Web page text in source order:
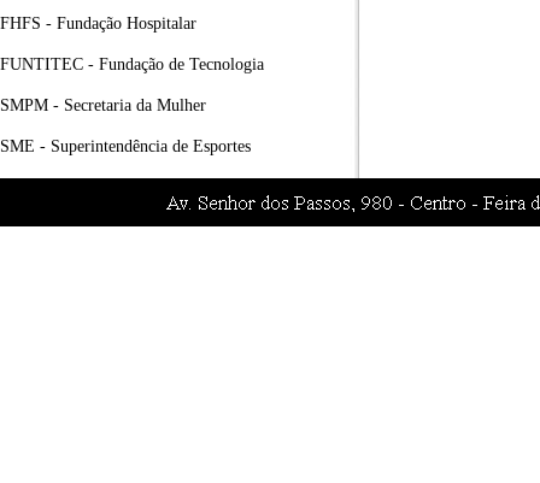
FHFS - Fundação Hospitalar
FUNTITEC - Fundação de Tecnologia
SMPM - Secretaria da Mulher
SME - Superintendência de Esportes